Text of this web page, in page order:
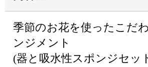
季節のお花を使ったこだ
ンジメント
(器と吸水性スポンジセッ